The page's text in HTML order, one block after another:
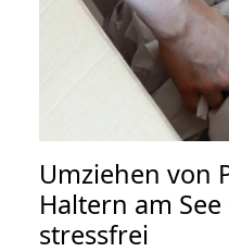
Umziehen von
Haltern am See
stressfrei